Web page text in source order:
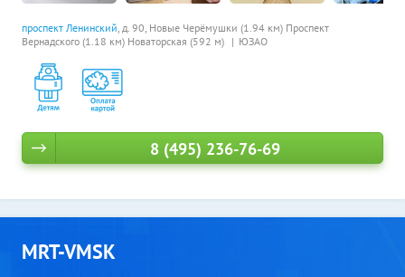
проспект Ленинский, д. 90, Новые Черёмушки (1.94 км) Проспект
Вернадского (1.18 км) Новаторская (592 м) ЮЗАО
8 (495) 236-76-69
MRT-VMSK